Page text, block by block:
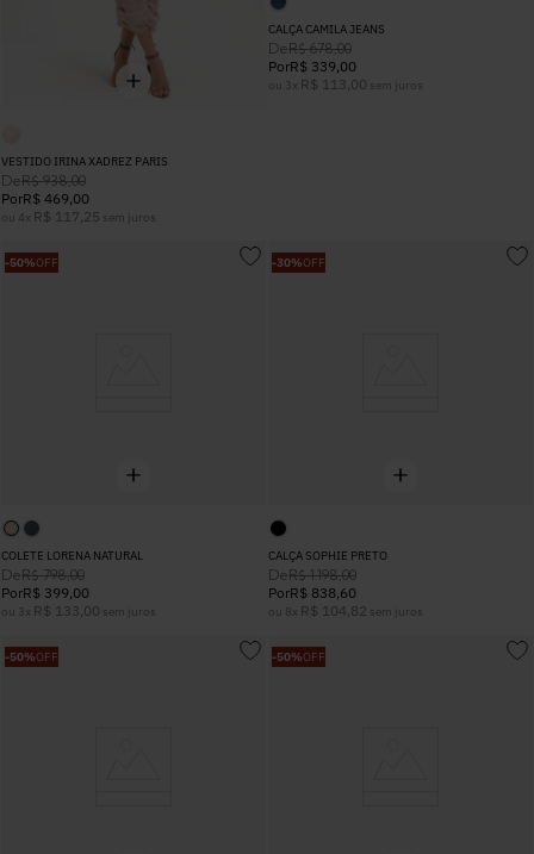
VESTIDO IRINA XADREZ PARIS
DeR$ 938,00
PorR$ 469,00
ou 4 x R$ 117,25 sem juros
CALÇA CAMILA JEANS
DeR$ 678,00
PorR$ 339,00
ou 3 x R$ 113,00 sem juros
-50%OFF
COLETE LORENA NATURAL
DeR$ 798,00
PorR$ 399,00
ou 3 x R$ 133,00 sem juros
-30%OFF
CALÇA SOPHIE PRETO
DeR$ 1.198,00
PorR$ 838,60
ou 8 x R$ 104,82 sem juros
-50%OFF -50%OFF